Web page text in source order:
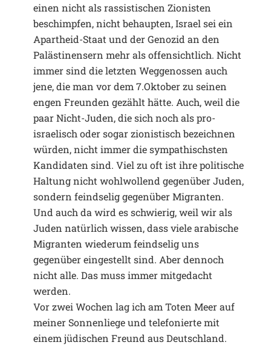
einen nicht als rassistischen Zionisten
beschimpfen, nicht behaupten, Israel sei ein
Apartheid-Staat und der Genozid an den
Palästinensern mehr als offensichtlich. Nicht
immer sind die letzten Weggenossen auch
jene, die man vor dem 7.Oktober zu seinen
engen Freunden gezählt hätte. Auch, weil die
paar Nicht-Juden, die sich noch als pro-
israelisch oder sogar zionistisch bezeichnen
würden, nicht immer die sympathischsten
Kandidaten sind. Viel zu oft ist ihre politische
Haltung nicht wohlwollend gegenüber Juden,
sondern feindselig gegenüber Migranten.
Und auch da wird es schwierig, weil wir als
Juden natürlich wissen, dass viele arabische
Migranten wiederum feindselig uns
gegenüber eingestellt sind. Aber dennoch
nicht alle. Das muss immer mitgedacht
werden.
Vor zwei Wochen lag ich am Toten Meer auf
meiner Sonnenliege und telefonierte mit
einem jüdischen Freund aus Deutschland.